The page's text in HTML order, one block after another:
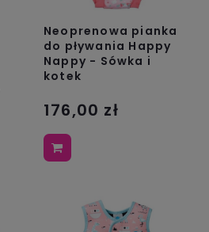
Neoprenowa pianka
do pływania Happy
Nappy - Sówka i
kotek
176,00 zł